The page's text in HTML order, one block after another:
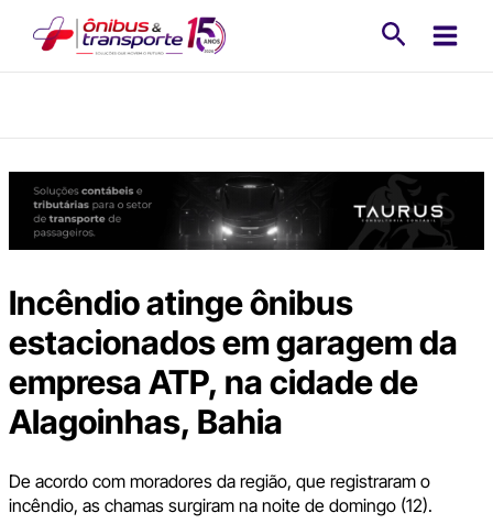
Incêndio atinge ônibus
estacionados em garagem da
empresa ATP, na cidade de
Alagoinhas, Bahia
De acordo com moradores da região, que registraram o
incêndio, as chamas surgiram na noite de domingo (12).